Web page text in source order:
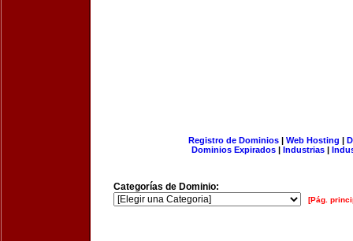
Registro de Dominios| Web Hosting |
Dominios Expirados | Industrias |
Categorías de Dominio:
[Pág.